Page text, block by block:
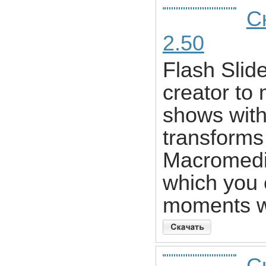
2.50
Flash
creator to
shows
which you
moments